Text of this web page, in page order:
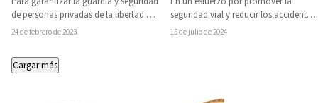
Michoacán
de personas privadas de la libertad en
penales de Michoacán, la
24 de febrero de 2023
Carácuaro
seguridad vial y reducir los accidentes
de tráfico, elementos de la
15 de julio de 2024
Cargar más